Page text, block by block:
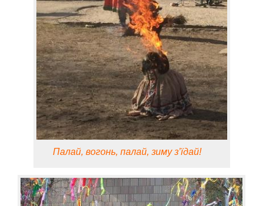
Палай, вогонь, палай, зиму з’їдай!